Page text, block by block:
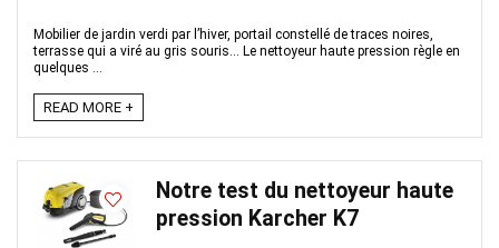
Mobilier de jardin verdi par l’hiver, portail constellé de traces noires,
terrasse qui a viré au gris souris… Le nettoyeur haute pression règle en
quelques ...
READ MORE +
Notre test du nettoyeur haute
pression Karcher K7